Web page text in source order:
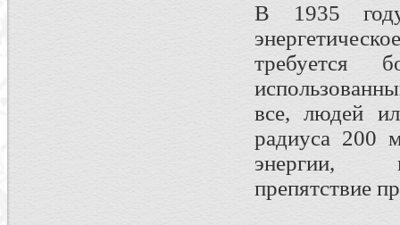
В 1935
требуется
все, людей
радиуса 200
энергии,
препятствие